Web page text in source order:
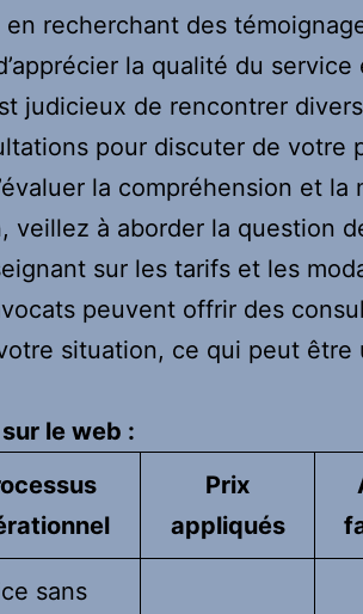
en recherchant des
la qualité du service
judicieux de rencontrer
pour discuter de votre
la compréhension et la
veillez à aborder la question
sur les tarifs et les
peuvent offrir des
situation, ce qui peut être
le web :
Prix
appliqués
sans